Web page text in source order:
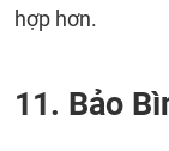
hợp hơn.
11. Bảo